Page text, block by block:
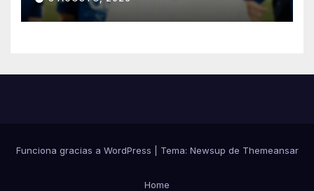
Funciona gracias a WordPress Tema: Newsup de Themeansar
Home